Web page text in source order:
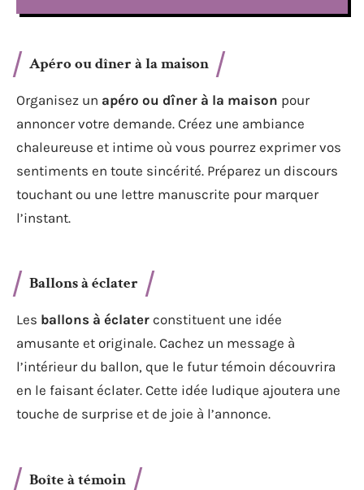
Apéro ou dîner à la maison
Organisez un apéro ou dîner à la maison pour
annoncer votre demande. Créez une ambiance
chaleureuse et intime où vous pourrez exprimer vos
sentiments en toute sincérité. Préparez un discours
touchant ou une lettre manuscrite pour marquer
l’instant.
Ballons à éclater
Les ballons à éclater constituent une idée
amusante et originale. Cachez un message à
l’intérieur du ballon, que le futur témoin découvrira
en le faisant éclater. Cette idée ludique ajoutera une
touche de surprise et de joie à l’annonce.
Boîte à témoin